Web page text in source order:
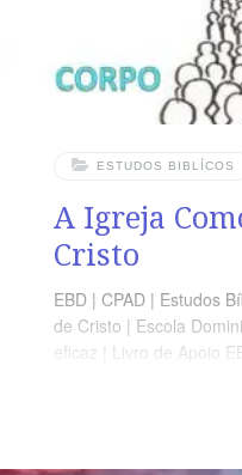
ESTUDOS BIBLÍCOS
A Igreja
Cristo
EBD | CPAD | Estudos
de Cristo | Escola
eficaz | Livro de Apoio